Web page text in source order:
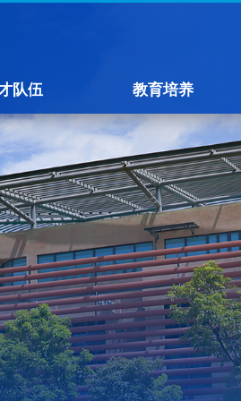
队伍 教育培养